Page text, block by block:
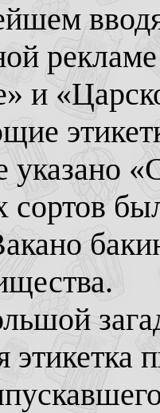
и
указано
сортов
этикетка